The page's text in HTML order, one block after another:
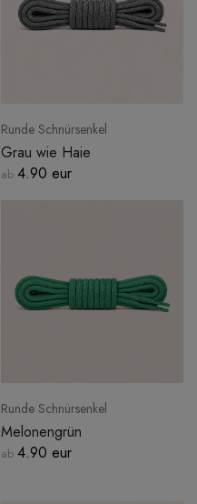
Runde Schnürsenkel
Grau wie Haie
ab 4.90 eur
Runde Schnürsenkel
Melonengrün
ab 4.90 eur